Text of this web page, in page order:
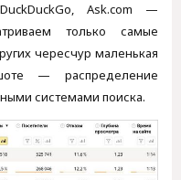
Ask.com —
только самые
чересчур маленькая
— распределение
системами поиска.